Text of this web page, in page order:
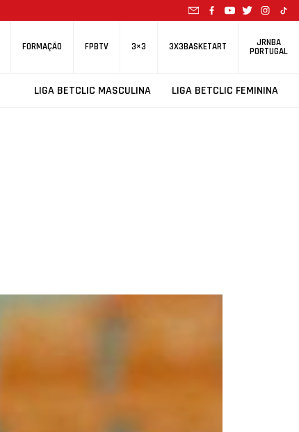
FORMAÇÃO FPBTV 3×3 3X3BASKETART JRNBA
PORTUGAL
LIGA BETCLIC MASCULINA LIGA BETCLIC FEMININA